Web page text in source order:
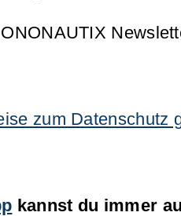
zum Datenschutz
kannst du immer